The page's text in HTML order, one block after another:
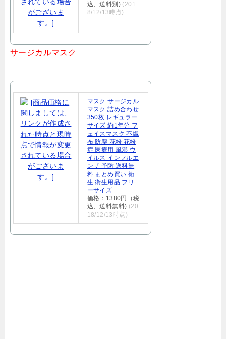
込、送料別) (201
8/12/13時点)
サージカルマスク
マスク サージカル
マスク 詰め合わせ
350枚 レギュラー
サイズ 約1年分 フ
ェイスマスク 不織
布 防塵 花粉 花粉
症 医療用 風邪 ウ
イルス インフルエ
ンザ 予防 送料無
料 まとめ買い 衛
生 衛生用品 フリ
ーサイズ
価格：1380円（税
込、送料無料) (20
18/12/13時点)